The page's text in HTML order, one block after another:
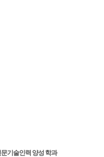
기술인력 양성 학과